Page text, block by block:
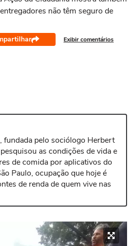
não têm seguro de
Exibir comentários
fundada pelo sociólogo Herbert
as condições de vida e
de comida por aplicativos do
Paulo, ocupação que hoje é
de renda de quem vive nas